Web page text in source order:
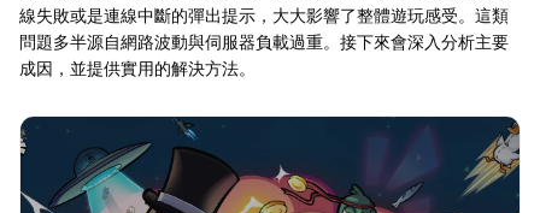
線失敗或是連線中斷的彈出提示，大大影響了整體遊玩感受。這類
問題多半源自網路波動與伺服器負載過重。接下來會深入分析主要
成因，並提供實用的解決方法。